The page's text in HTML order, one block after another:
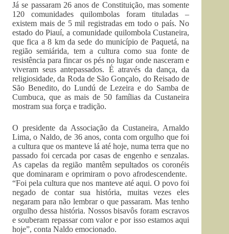
Já se passaram 26 anos de Constituição, mas somente
120 comunidades quilombolas foram tituladas –
existem mais de 5 mil registradas em todo o país. No
estado do Piauí, a comunidade quilombola Custaneira,
que fica a 8 km da sede do município de Paquetá, na
região semiárida, tem a cultura como sua fonte de
resistência para fincar os pés no lugar onde nasceram e
viveram seus antepassados. É através da dança, da
religiosidade, da Roda de São Gonçalo, do Reisado de
São Benedito, do Lundú de Lezeira e do Samba de
Cumbuca, que as mais de 50 famílias da Custaneira
mostram sua força e tradição.
O presidente da Associação da Custaneira, Arnaldo
Lima, o Naldo, de 36 anos, conta com orgulho que foi
a cultura que os manteve lá até hoje, numa terra que no
passado foi cercada por casas de engenho e senzalas.
As capelas da região mantêm sepultados os coronéis
que dominaram e oprimiram o povo afrodescendente.
“Foi pela cultura que nos manteve até aqui. O povo foi
negado de contar sua história, muitas vezes eles
negaram para não lembrar o que passaram. Mas tenho
orgulho dessa história. Nossos bisavôs foram escravos
e souberam repassar com valor e por isso estamos aqui
hoje”, conta Naldo emocionado.